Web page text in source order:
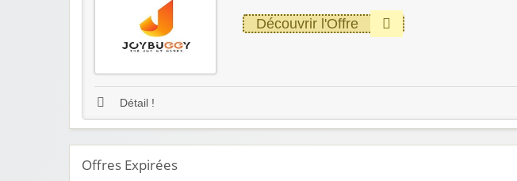
Découvrir l'Offre
Détail !
Offres Expirées